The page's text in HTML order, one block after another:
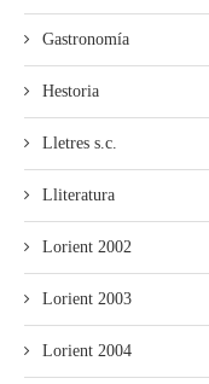
Gastronomía
Hestoria
Lletres s.c.
Lliteratura
Lorient 2002
Lorient 2003
Lorient 2004